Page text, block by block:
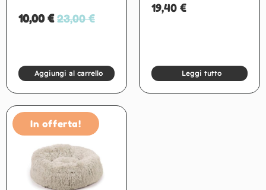
23,00€
10,00€
Aggiungi al carrello
19,40 €
Leggi tutto
In offerta!